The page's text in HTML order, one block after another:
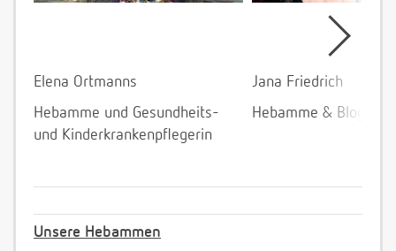
Elena Ortmanns
Hebamme und Gesundheits-
und Kinderkrankenpflegerin
Jana Friedrich
Hebamme &
Unsere Hebammen